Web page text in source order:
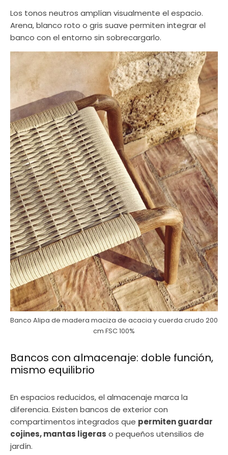
Los tonos neutros amplían visualmente el espacio.
Arena, blanco roto o gris suave permiten integrar el
banco con el entorno sin sobrecargarlo.
Banco Alipa de madera maciza de acacia y cuerda crudo 200
cm FSC 100%
Bancos con almacenaje: doble función,
mismo equilibrio
En espacios reducidos, el almacenaje marca la
diferencia. Existen bancos de exterior con
compartimentos integrados que permiten guardar
cojines, mantas ligeras o pequeños utensilios de
jardín.